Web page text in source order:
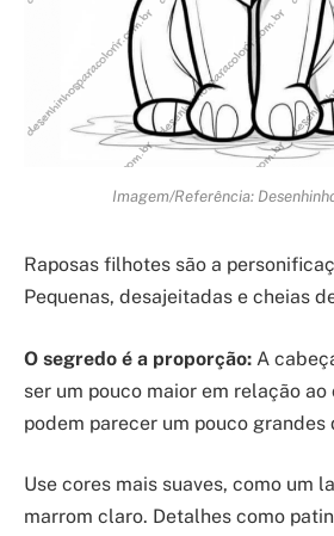
Imagem/Referência:
Raposas filhotes são a
Pequenas, desajeitadas e cheias
O segredo é a proporção: A
ser um pouco maior em relação
podem parecer um pouco grandes
Use cores mais suaves, como um
marrom claro. Detalhes como